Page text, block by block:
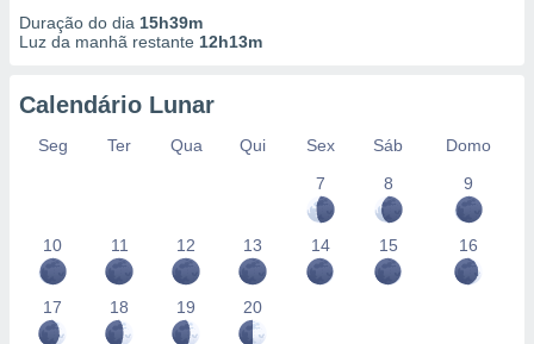
Duração do dia 15h39m
Luz da manhã restante 12h13m
Calendário Lunar
Seg Ter Qua Qui Sex Sáb
Domo
7
8 9
10 11 12 13 14 15 16
17 18 19 20